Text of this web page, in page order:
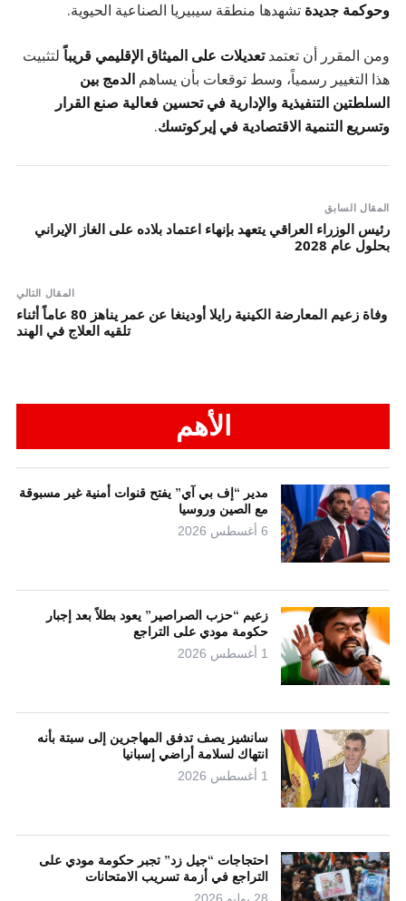
وحوكمة جديدة تشهدها منطقة سيبيريا الصناعية الحيوية.
ومن المقرر أن تعتمدتعديلات على الميثاق الإقليمي قريباً لتثبيت
هذا التغيير رسمياً، وسط توقعات بأن يساهم الدمج بين
السلطتين التنفيذية والإدارية في تحسين فعالية صنع القرار
وتسريع التنمية الاقتصادية في إيركوتسك.
المقال السابق
رئيس الوزراء العراقي يتعهد بإنهاء اعتماد بلاده على الغاز الإيراني
بحلول عام 2028
المقال التالي
وفاة زعيم المعارضة الكينية رايلا أودينغا عن عمر يناهز 80 عاماً أثناء
تلقيه العلاج في الهند
الأهم
مدير “إف بي آي” يفتح قنوات أمنية غير مسبوقة
مع الصين وروسيا
6 أغسطس 2026
زعيم “حزب الصراصير” يعود بطلاً بعد إجبار
حكومة مودي على التراجع
1 أغسطس 2026
سانشيز يصف تدفق المهاجرين إلى سبتة بأنه
انتهاك لسلامة أراضي إسبانيا
1 أغسطس 2026
احتجاجات “جيل زد” تجبر حكومة مودي على
التراجع في أزمة تسريب الامتحانات